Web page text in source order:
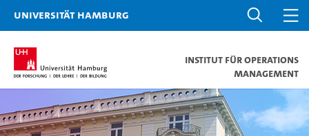
Universität Hamburg
Institut für Operations
Management